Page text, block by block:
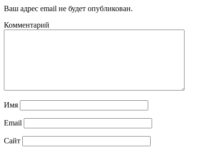
Ваш адрес email не будет опубликован.
Комментарий
Имя
Email
Сайт